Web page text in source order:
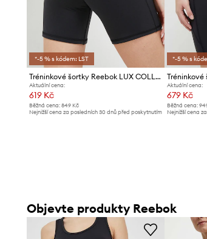
*-5 % s kódem: LST
Tréninkové šortky Reebok LUX COLLECTION
Aktuální cena:
619 Kč
Běžná cena: 849 Kč
Nejnižší cena za posledních 30 dnů před poskytnutím
*-5 % s
Aktuální cena:
679 Kč
Běžná cena:
Nejnižší cena
Objevte produkty Reebok